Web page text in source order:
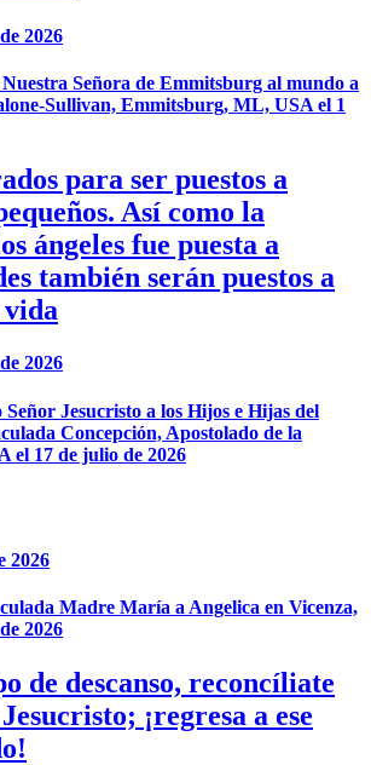
2026
Señora de Emmitsburg al mundo a
Sullivan, Emmitsburg, ML, USA el 1
para ser puestos a
Así como la
ángeles fue puesta a
también serán puestos a
vida
2026
Jesucristo a los Hijos e Hijas del
Concepción, Apostolado de la
el 17 de julio de 2026
2026
Madre María a Angelica en Vicenza,
2026
de descanso, reconcíliate
¡regresa a ese